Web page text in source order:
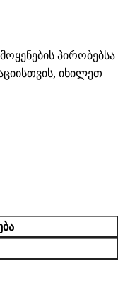
პირობებსა
იხილეთ